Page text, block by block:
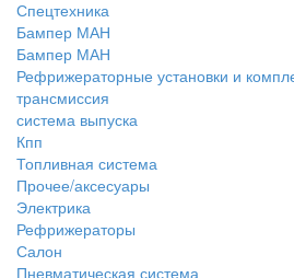
Спецтехника
Бампер МАН
Бампер МАН
Рефрижераторные установки и
трансмиссия
система выпуска
Кпп
Топливная система
Прочее/аксесуары
Электрика
Рефрижераторы
Салон
Пневматическая система